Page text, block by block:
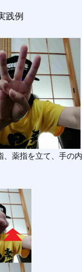
践例
、薬指を立て、手の